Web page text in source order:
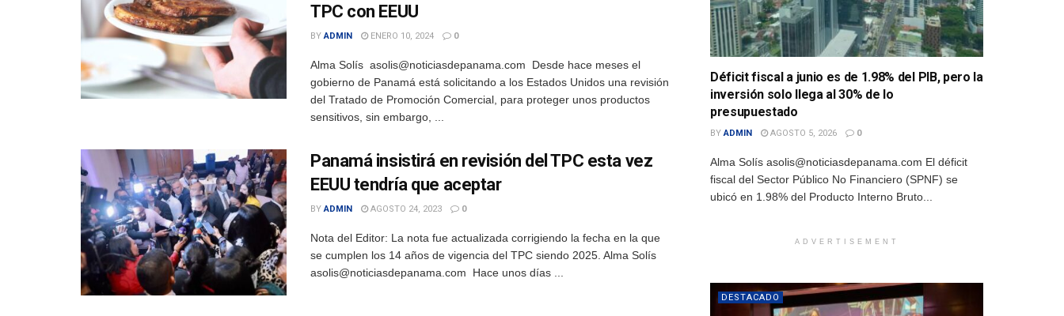
TPC con EEUU
BY ADMIN ENERO 10, 2024 0
Alma Solís asolis@noticiasdepanama.com Desde hace meses el
gobierno de Panamá está solicitando a los Estados Unidos una revisión
del Tratado de Promoción Comercial, para proteger unos productos
sensitivos, sin embargo, ...
Panamá insistirá en revisión del TPC esta vez
EEUU tendría que aceptar
BY ADMIN AGOSTO 24, 2023 0
Nota del Editor: La nota fue actualizada corrigiendo la fecha en la que
se cumplen los 14 años de vigencia del TPC siendo 2025. Alma Solís
asolis@noticiasdepanama.com Hace unos días ...
Déficit fiscal a junio es de 1.98% del PIB, pero la
inversión solo llega al 30% de lo
presupuestado
BY ADMIN AGOSTO 5, 2026 0
Alma Solís asolis@noticiasdepanama.com El déficit
fiscal del Sector Público No Financiero (SPNF) se
ubicó en 1.98% del Producto Interno Bruto...
ADVERTISEMENT
DESTACADO